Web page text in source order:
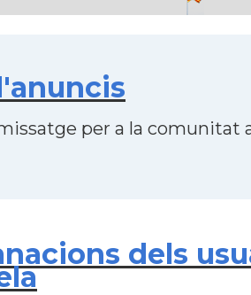
per a la comunitat
dels